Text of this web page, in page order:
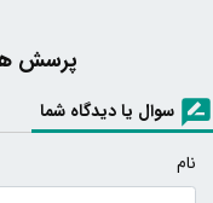
پرسش
سوال یا دیدگاه شما
نام